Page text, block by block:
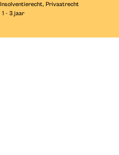
Insolventierecht Privaatrecht
1 - 3 jaar